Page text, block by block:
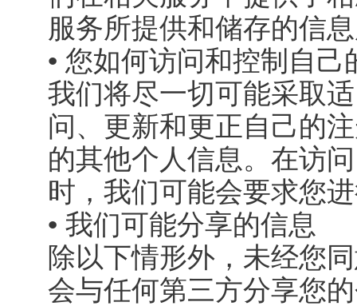
服务所提供和储存的信
• 您如何访问和控制自己
我们将尽一切可能采取
问、更新和更正自己的
的其他个人信息。在访
时，我们可能会要求您
• 我们可能分享的信息
除以下情形外，未经您
会与任何第三方分享您